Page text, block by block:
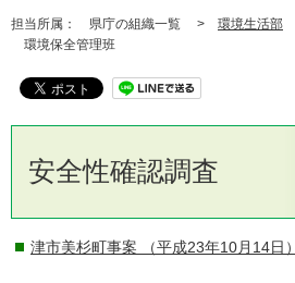
担当所属： 県庁の組織一覧 > 環境生活部
環境保全管理班
安全性確認調査
津市美杉町事案 （平成23年10月14日）